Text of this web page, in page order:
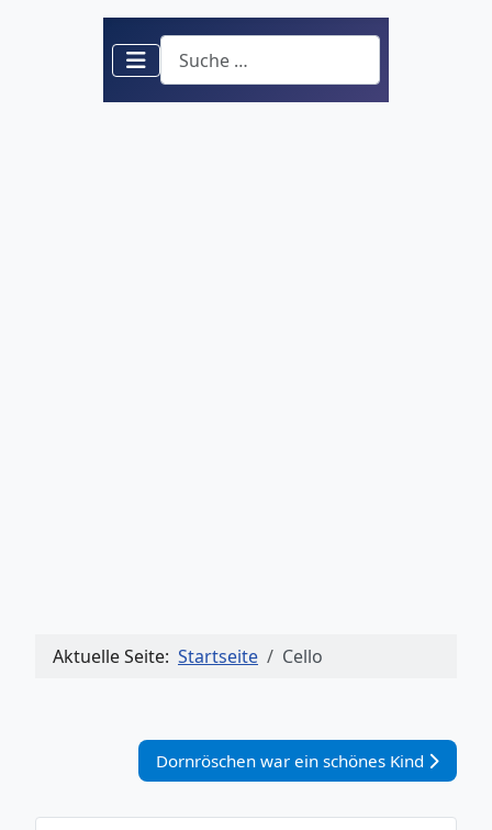
Suchen
Aktuelle Seite: Startseite Cello
Nächster Beitrag: Dornröschen war ein
Dornröschen war ein schönes Kind